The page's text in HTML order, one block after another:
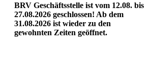
BRV Geschäftsstelle ist vom 12.08. bis
27.08.2026 geschlossen! Ab dem
31.08.2026 ist wieder zu den
gewohnten Zeiten geöffnet.